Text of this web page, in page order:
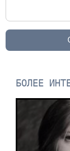
БОЛЕЕ